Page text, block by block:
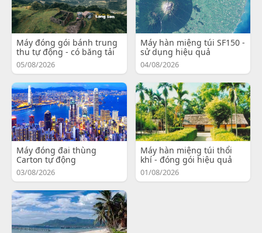
Máy đóng gói bánh trung
thu tự động - có băng tải
05/08/2026
Máy hàn miệng túi SF150 -
sử dụng hiệu quả
04/08/2026
Máy đóng đai thùng
Carton tự động
03/08/2026
Máy hàn miệng túi thổi
khí - đóng gói hiệu quả
01/08/2026